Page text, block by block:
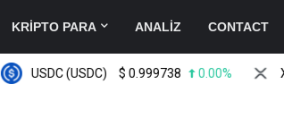
KRİPTO PARA ANALİZ CONTACT
USDC (USDC) $0.999738 0.00% XRP